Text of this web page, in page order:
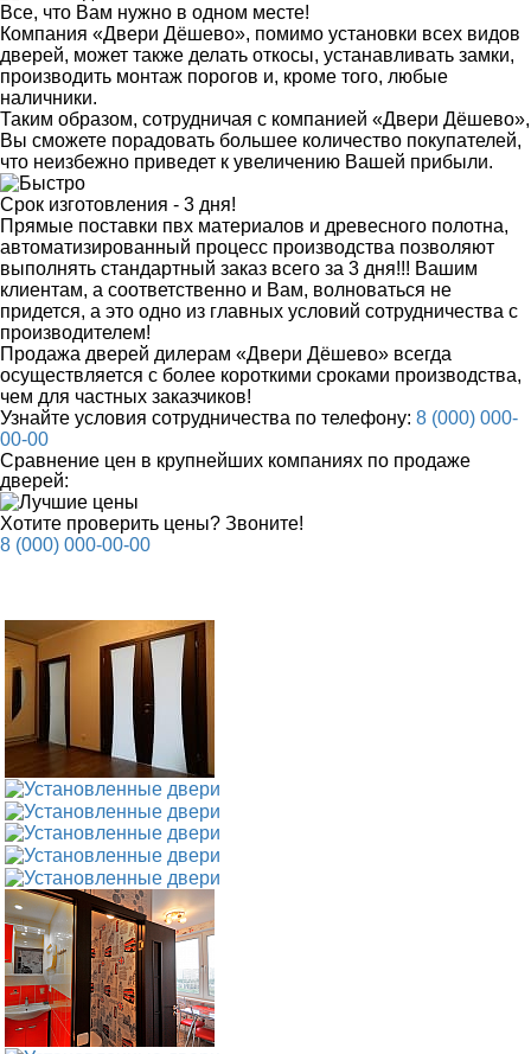
Все, что Вам нужно в одном месте!
Компания «Двери Дёшево», помимо установки всех видов
дверей, может также делать откосы, устанавливать замки,
производить монтаж порогов и, кроме того, любые
наличники.
Таким образом, сотрудничая с компанией «Двери Дёшево»,
Вы сможете порадовать большее количество покупателей,
что неизбежно приведет к увеличению Вашей прибыли.
Срок изготовления - 3 дня!
Прямые поставки пвх материалов и древесного полотна,
автоматизированный процесс производства позволяют
выполнять стандартный заказ всего за 3 дня!!! Вашим
клиентам, а соответственно и Вам, волноваться не
придется, а это одно из главных условий сотрудничества с
производителем!
Продажа дверей дилерам «Двери Дёшево» всегда
осуществляется с более короткими сроками производства,
чем для частных заказчиков!
Узнайте условия сотрудничества по телефону: 8 (000) 000-
00-00
Сравнение цен в крупнейших компаниях по продаже
дверей:
Хотите проверить цены? Звоните!
8 (000) 000-00-00